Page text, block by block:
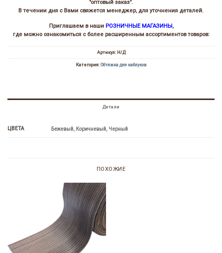
"оптовый заказ".
В течении дня с Вами свяжется менеджер, для уточнения деталей.
Приглашаем в наши РОЗНИЧНЫЕ МАГАЗИНЫ,
где можно ознакомиться с более расширенным ассортиментов товаров:
Артикул: Н/Д
Категория: Обтяжка для каблуков
Детали
ЦВЕТА Бежевый, Коричневый, Черный
ПОХОЖИЕ